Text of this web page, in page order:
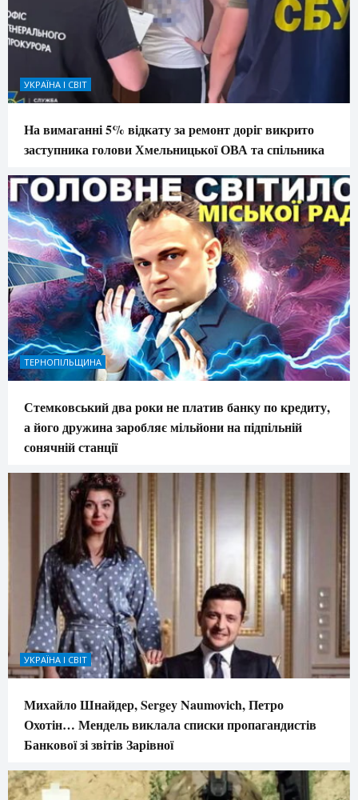
УКРАЇНА І СВІТ
На вимаганні 5% відкату за ремонт доріг викрито
заступника голови Хмельницької ОВА та спільника
ТЕРНОПІЛЬЩИНА
Стемковський два роки не платив банку по кредиту,
а його дружина заробляє мільйони на підпільній
сонячній станції
УКРАЇНА І СВІТ
Михайло Шнайдер, Sergey Naumovich, Петро
Охотін… Мендель виклала списки пропагандистів
Банкової зі звітів Зарівної